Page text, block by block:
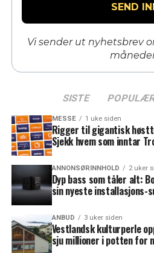
Vi sender ut nyhetsbrev
SISTE
MESSE 1 uke siden
Rigger til gigantisk
Sjekk hvem som inntar
ANNONSØRINNHOLD 2 uker
Dyp bass som tåler alt:
sin nyeste installasjons-
ANBUD 3 uker siden
Vestlandsk kulturperle
sju millioner i potten for